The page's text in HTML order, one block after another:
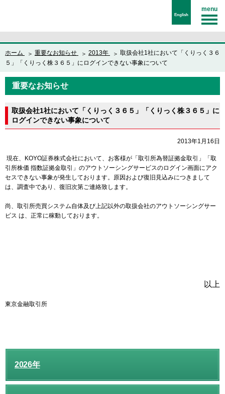
English
ホーム 重要なお知らせ 2013年
取扱会社1社において「くりっく３６
５」「くりっく株３６５」にログインできない事象について
重要なお知らせ
取扱会社1社において「くりっく３６５」「くりっく株３６５」に
ログインできない事象について
2013年1月16日
現在、KOYO証券株式会社において、お客様が「取引所為替証拠金取引」「取
引所株価 指数証拠金取引」のアウトソーシングサービスのログイン画面にアク
セスできない事象が発生しております。原因および復旧見込みにつきまして
は、調査中であり、復旧次第ご連絡致します。
尚、取引所売買システム自体及び上記以外の取扱会社のアウトソーシングサー
ビス は、正常に稼動しております。
以上
東京金融取引所
2026年
menu